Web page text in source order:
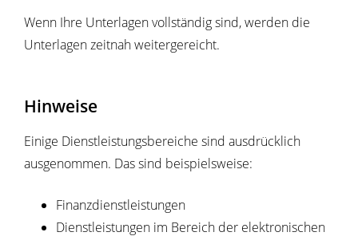
Wenn Ihre Unterlagen vollständig sind, werden die
Unterlagen zeitnah weitergereicht.
Hinweise
Einige Dienstleistungsbereiche sind ausdrücklich
ausgenommen. Das sind beispielsweise:
Finanzdienstleistungen
Dienstleistungen im Bereich der elektronischen